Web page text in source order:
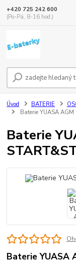
+420 725 242 600
(Po-Pá, 8-16 hod.)
Úvod BATERIE
Baterie YUASA
Baterie
Baterie YUASA